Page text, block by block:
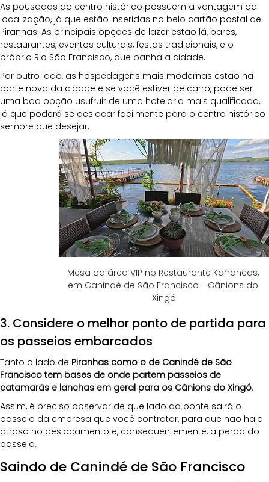
As pousadas do centro histórico possuem a vantagem da
localização, já que estão inseridas no belo cartão postal de
Piranhas. As principais opções de lazer estão lá, bares,
restaurantes, eventos culturais, festas tradicionais, e o
próprio Rio São Francisco, que banha a cidade.
Por outro lado, as hospedagens mais modernas estão na
parte nova da cidade e se você estiver de carro, pode ser
uma boa opção usufruir de uma hotelaria mais qualificada,
já que poderá se deslocar facilmente para o centro histórico
sempre que desejar.
Mesa da área VIP no Restaurante Karrancas,
em Canindé de São Francisco - Cânions do
Xingó
3. Considere o melhor ponto de partida para
os passeios embarcados
Tanto o lado de Piranhas como o de Canindé de São
Francisco tem bases de onde partem passeios de
catamarãs e lanchas em geral para os Cânions do Xingó.
Assim, é preciso observar de que lado da ponte sairá o
passeio da empresa que você contratar, para que não haja
atraso no deslocamento e, consequentemente, a perda do
passeio.
Saindo de Canindé de São Francisco